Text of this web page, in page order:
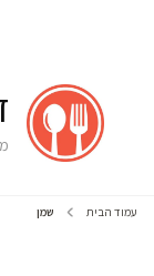
עמוד הבית שמן